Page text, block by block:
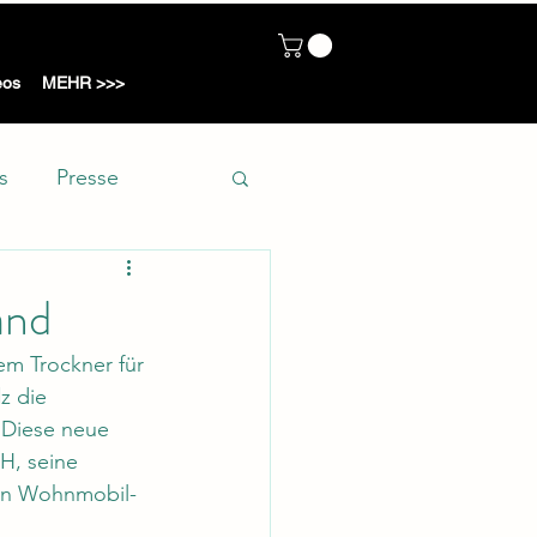
MEHR >>>
Presse
Trockner für
die
neue
seine
Wohnmobil-